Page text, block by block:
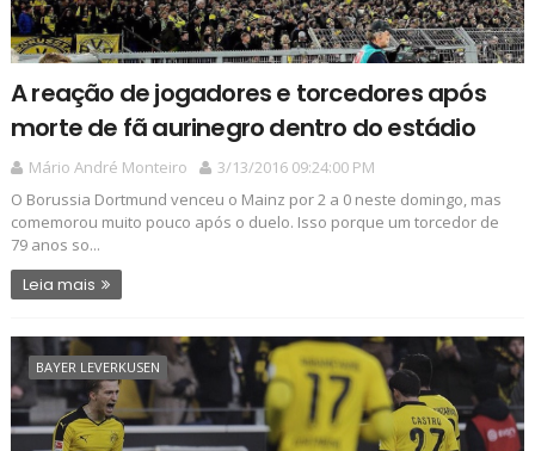
A reação de jogadores e torcedores após
morte de fã aurinegro dentro do estádio
Mário André Monteiro
3/13/2016 09:24:00 PM
O Borussia Dortmund venceu o Mainz por 2 a 0 neste domingo, mas
comemorou muito pouco após o duelo. Isso porque um torcedor de
79 anos so...
Leia mais
BAYER LEVERKUSEN